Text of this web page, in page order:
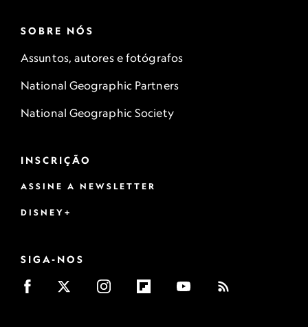
SOBRE NÓS
Assuntos, autores e fotógrafos
National Geographic Partners
National Geographic Society
INSCRIÇÃO
ASSINE A NEWSLETTER
DISNEY+
SIGA-NOS